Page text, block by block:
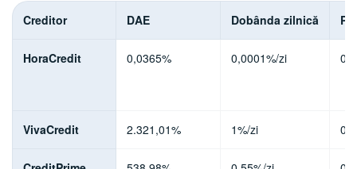
Creditor DAE Dobânda zilnică
HoraCredit 0,0365% 0,0001%/zi
VivaCredit 2.321,01% 1%/zi